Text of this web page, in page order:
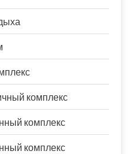
комплекс
комплекс
комплекс